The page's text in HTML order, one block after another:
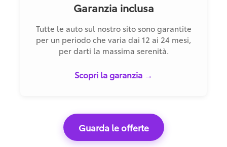
Garanzia inclusa
Tutte le auto sul nostro sito sono garantite
per un periodo che varia dai 12 ai 24 mesi,
per darti la massima serenità.
Scopri la garanzia →
Guarda le offerte